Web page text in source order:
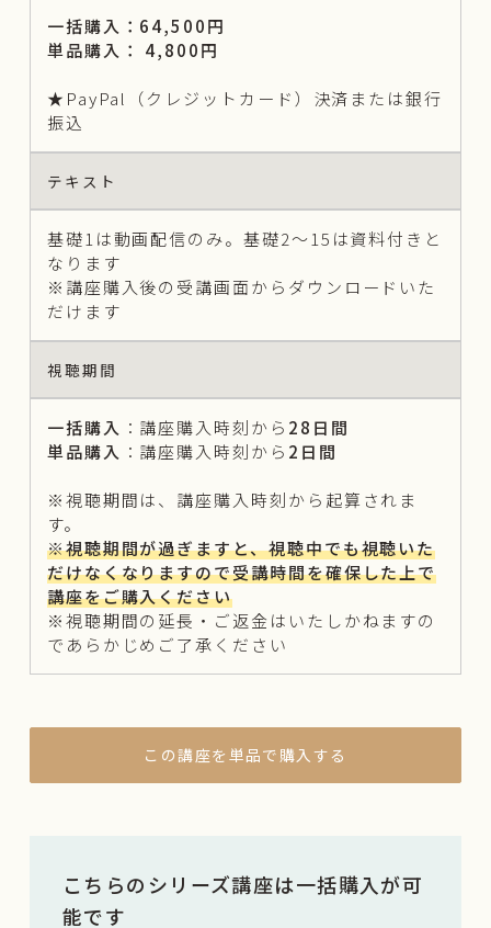
一括購入：64,500円
単品購入： 4,800円
★PayPal（クレジットカード）決済または銀行
振込
テキスト
基礎1は動画配信のみ。基礎2〜15は資料付きと
なります
※講座購入後の受講画面からダウンロードいた
だけます
視聴期間
一括購入 ：講座購入時刻から 28日間
単品購入 ：講座購入時刻から 2日間
※視聴期間は、講座購入時刻から起算されま
す。
※視聴期間が過ぎますと、視聴中でも視聴いた
だけなくなりますので受講時間を確保した上で
講座をご購入ください
※視聴期間の延長・ご返金はいたしかねますの
であらかじめご了承ください
この講座を単品で購入する
こちらのシリーズ講座は一括購入が可
能です